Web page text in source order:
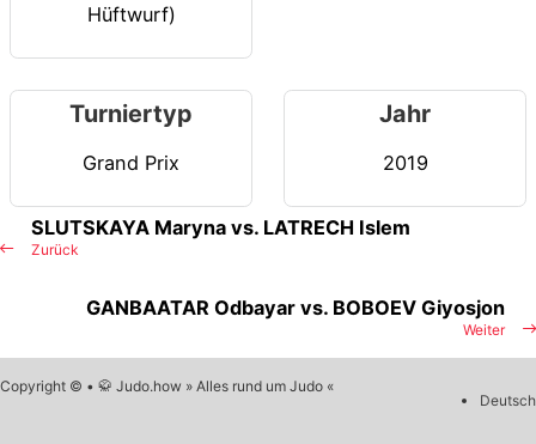
Hüftwurf)
Turniertyp
Grand Prix
Jahr
2019
Zurück
SLUTSKAYA Maryna vs. LATRECH Islem
Weiter
GANBAATAR Odbayar vs. BOBOEV Giyosjon
Copyright © • 🥋 Judo.how » Alles rund um Judo «
Deutsch